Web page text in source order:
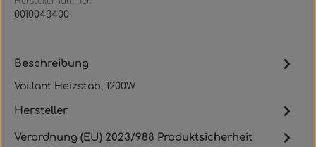
0010043400
Beschreibung
Vaillant Heizstab, 1200W
Hersteller
Verordnung (EU) 2023/988 Produktsicherheit